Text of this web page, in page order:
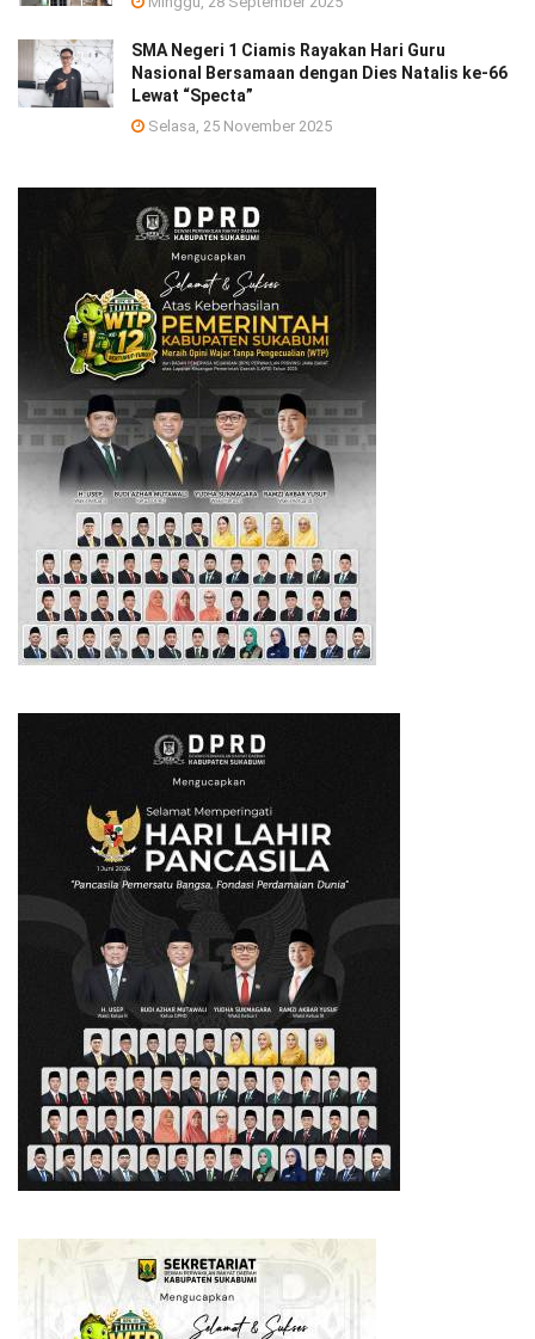
SMA Negeri 1 Ciamis Rayakan Hari Guru
Nasional Bersamaan dengan Dies Natalis ke-66
Lewat “Specta”
Selasa, 25 November 2025